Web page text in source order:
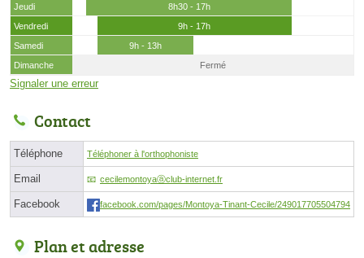
Jeudi
8h30 - 17h
Vendredi
9h - 17h
Samedi
9h - 13h
Dimanche
Fermé
Signaler une erreur
Contact
Téléphone Téléphoner à l'orthophoniste
Email cecilemontoyaⓐclub-internet.fr
Facebook facebook.com/pages/Montoya-Tinant-Cecile/249017705504794
Plan et adresse